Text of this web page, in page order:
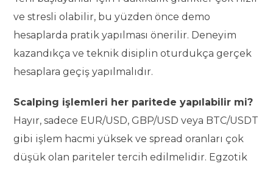
ve stresli olabilir, bu yüzden önce demo
hesaplarda pratik yapılması önerilir. Deneyim
kazandıkça ve teknik disiplin oturdukça gerçek
hesaplara geçiş yapılmalıdır.
Scalping işlemleri her paritede yapılabilir mi?
Hayır, sadece EUR/USD, GBP/USD veya BTC/USDT
gibi işlem hacmi yüksek ve spread oranları çok
düşük olan pariteler tercih edilmelidir. Egzotik